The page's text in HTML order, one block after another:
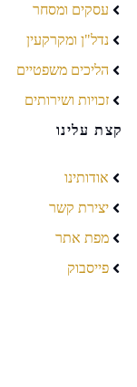
עסקים ומסחר
נדל"ן ומקרקעין
הליכים משפטיים
זכויות ושירותים
קצת עלינו
אודותינו
יצירת קשר
מפת אתר
פייסבוק